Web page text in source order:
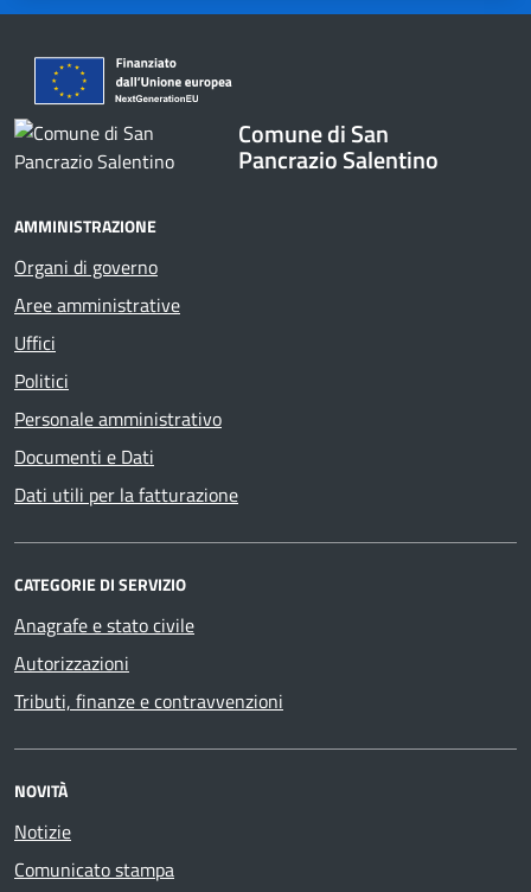
Comune di San
Pancrazio Salentino
AMMINISTRAZIONE
Organi di governo
Aree amministrative
Uffici
Politici
Personale amministrativo
Documenti e Dati
Dati utili per la fatturazione
CATEGORIE DI SERVIZIO
Anagrafe e stato civile
Autorizzazioni
Tributi, finanze e contravvenzioni
NOVITÀ
Notizie
Comunicato stampa